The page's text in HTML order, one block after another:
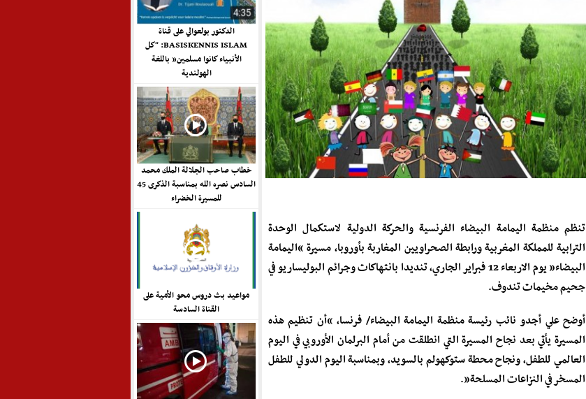
تنظم منظمة اليمامة البيضاء الفرنسية والحركة الدولية لاستكمال الوحدة
الترابية للمملكة المغربية ورابطة الصحراويين المغاربة بأوروبا، مسيرة “اليمامة
البيضاء” يوم الاربعاء 12 فبراير الجاري، تنديدا بانتهاكات وجرائم البوليساريو في
جحيم مخيمات تندوف.
أوضح علي أجدو نائب رئيسة منظمة اليمامة البيضاء/ فرنسا، “أن تنظيم هذه
المسيرة يأتي بعد نجاح المسيرة التي انطلقت من أمام البرلمان الأوروبي في اليوم
العالمي للطفل، ونجاح محطة ستوكهولم بالسويد، وبمناسبة اليوم الدولي للطفل
المسخر في النزاعات المسلحة”.
الدكتور بولعوالي على قناة
BASISKENNIS ISLAM: “كل
الأنبياء كانوا مسلمين” باللغة
الهولندية
خطاب صاحب الجلالة الملك محمد
السادس نصره الله بمناسبة الذكرى 45
للمسيرة الخضراء
مواعيد بث دروس محو الأمية على
القناة السادسة